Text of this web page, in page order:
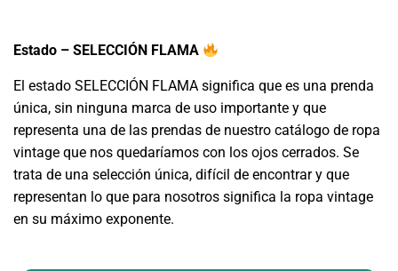
Estado – SELECCIÓN FLAMA
El estado SELECCIÓN FLAMA significa que es una prenda
única, sin ninguna marca de uso importante y que
representa una de las prendas de nuestro catálogo de ropa
vintage que nos quedaríamos con los ojos cerrados. Se
trata de una selección única, difícil de encontrar y que
representan lo que para nosotros significa la ropa vintage
en su máximo exponente.